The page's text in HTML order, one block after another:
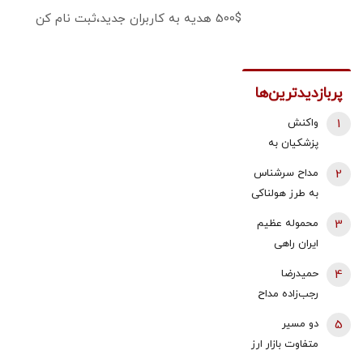
500$ هدیه به کاربران جدید،ثبت نام کن
پربازدیدترین‌ها
واکنش
پزشکیان به
ذوالقدر از
دبیری شعام/
استعفا تایید
شد؟
1
مداح سرشناس
به طرز هولناکی
برای خانواده
ارسال شد
2
محموله عظیم
ایران راهی
جزئیات
3
حمیدرضا
رجب‌زاده مداح
کیست و
چگونه به قتل
4
دو مسیر
متفاوت بازار ارز
5